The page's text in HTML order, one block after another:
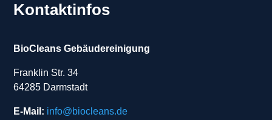
Kontaktinfos
BioCleans Gebäudereinigung
Franklin Str. 34
64285 Darmstadt
E-Mail: info@biocleans.de